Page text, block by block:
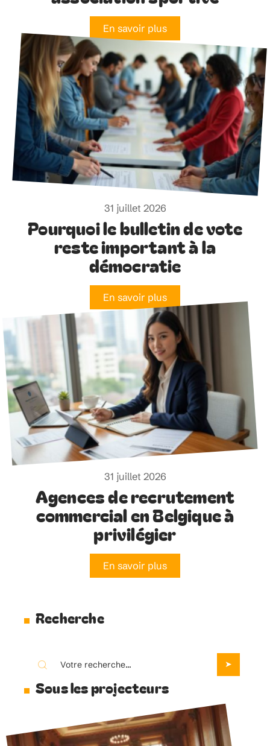
En savoir plus
31 juillet 2026
Pourquoi le bulletin de vote
reste important à la
démocratie
En savoir plus
31 juillet 2026
Agences de recrutement
commercial en Belgique à
privilégier
En savoir plus
Recherche
Sous les projecteurs